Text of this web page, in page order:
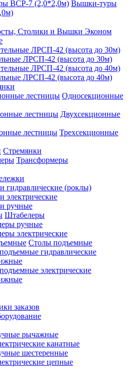
Вышки-туры
Столики и Вышки Эконом
ЛРСП-42 (высота до 30м)
ЛРСП-42 (высота до 40м)
Односекционные
Двухсекционные
Трехсекционные
Стремянки
Трансформеры
гидравлические (роклы)
электрические
ручные
Штабелеры
ручные
электрические
Столы подъемные
гидравлические
электрические
заказов
рычажные
канатные
шестеренные
цепные